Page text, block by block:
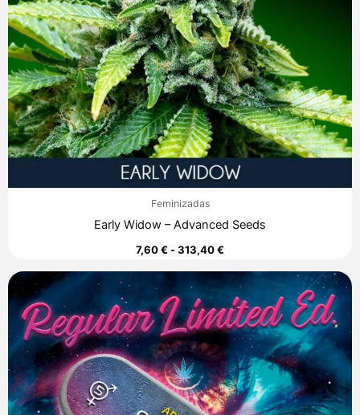
Feminizadas
Early Widow – Advanced Seeds
7,60€-313,40€